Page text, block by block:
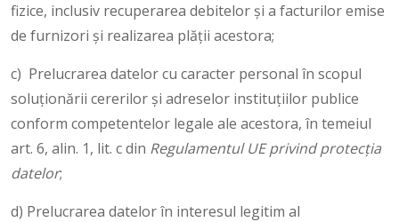
fizice, inclusiv recuperarea debitelor și a facturilor emise
de furnizori și realizarea plății acestora;
c) Prelucrarea datelor cu caracter personal în scopul
soluționării cererilor și adreselor instituțiilor publice
conform competentelor legale ale acestora, în temeiul
art. 6, alin. 1, lit. c din Regulamentul UE privind protecția
datelor;
d) Prelucrarea datelor în interesul legitim al